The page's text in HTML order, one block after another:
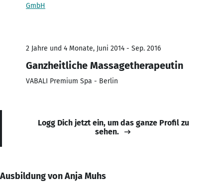
GmbH
2 Jahre und 4 Monate, Juni 2014 - Sep. 2016
Ganzheitliche Massagetherapeutin
VABALI Premium Spa - Berlin
Logg Dich jetzt ein, um das ganze Profil zu
sehen.
Ausbildung von Anja Muhs